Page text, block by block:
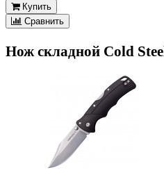
Купить
Сравнить
Нож складной Cold